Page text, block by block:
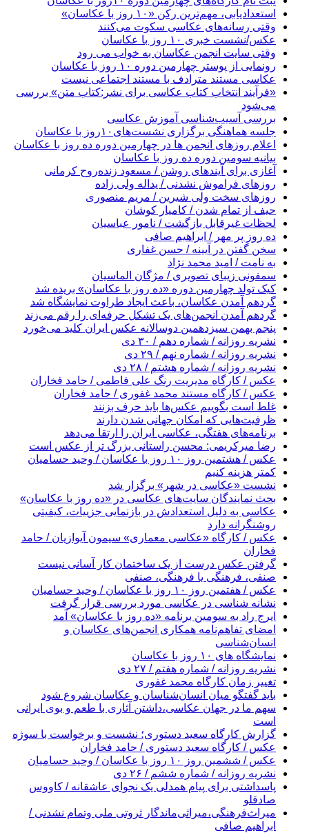
استعدادیابی، مهم‌ترین رکن «۱۰ روز با عکاسان»
وقتی رسانه‌های عکاسی سکوت می‌کنند
عکس/نشست خبری ۱۰ روز با عکاسان
وقتی سایت انجمن عکاسان به خواب می رود
رونمایی از پوستر چهارمین دوره ۱۰ روز با عکاسان
عکاسی مستند مترادف با مستند اجتماعی نیست
«فرآیند انتخاب کتاب‌ عکاسی برای نشر:کتاب متن» بررسی
می‌شود
بررسی آسیب‌شناسی آموزش عکاسی
جلسه هماهنگی برگزاری نشست‌های۱۰روز با عکاسان
اعلام روزهای انجمن ها در چهارمین دوره ده روز با عکاسان
بیانیه سومین دوره ده روز با عکاسان
آغازی برای آینده‫ای روشن‬‬ / مسعود زنده‌‫روح کرمانی‬‬
روزهای فراموش نشدنی / یداله ولی زاده
روزهای سخت ولی شیرین / مریم منصوری
حیف از تمام شدن / کامیار کوشان
لحظات غیرقابل بازگشت / نامور عباسیان
ده روز پر مهر / ابراهیم صافی
سخن گفتن در آیینه / حسن غفارى
به نامت / امید محمد نژاد
سمفونی زیبای تصویری / مژگان الماسیان
کیک تولد چهارمین دوره «ده روز با عکاسان» بریده شد
گردهم آمدن عکاسان، باعث ایجاد طراوت نمایشگاه شد
گردهم آمدن انجمن‌های یک تشکل حرفه‌ای را رقم می‌زند
پنجم بهمن سیزدهمین دوسالانه عکس ایران کلید می‌خورد
نشریه روزانه / شماره دهم / ۳۰ دی
نشریه روزانه / شماره نهم / ۲۹ دی
نشریه روزانه / شماره هشتم / ۲۸ دی
عکس / کارگاه مدیریت رنگ علی فاطمی / حامد فخاران
عکس / کارگاه مستند محمد غفوری / حامد فخاران
غلط است بگوییم عکس‌ها باید حرف بزنند
ظرفیت‌هایی که امکان جهانی شدن دارند
برنامه‌های هفتگی، عکاسی ایران را ارتقا می‌دهد
رضا میرکریمی: محسن راستانی بزرگ تر از عکس است
عکس / هشتمین روز ۱۰ روز با عکاسان / وحید حسامیان
کمتر هزینه کنیم
نشست «عکاسی در شهر» برگزار شد
بحث نمایندگان سایت‌های عکاسی در «ده روز با عکاسان»
عکاسی به دلیل استعدادش در بازنمایی جزییات، کیفیتی
روشنگرانه دارد
عکس / کارگاه «عکاسی معماری» سیمون آیوازیان / حامد
فخاران
گرفتن عکس درست از یک ساختمان کار آسانی نیست
صنفی، فرهنگی یا فرهنگی، صنفی
عکس / هفتمین روز ۱۰ روز با عکاسان / وحید حسامیان
نشانه شناسی در عکاسی مورد بررسی قرار گرفت
ایرج راد به سومین برنامه «ده روز با عکاسان» آمد
امضای تفاهم‌نامه همکاری انجمن‌های عکاسان و
انسان‌شناسی
نمایشگاه های ۱۰ روز با عکاسان
نشریه روزانه / شماره هفتم / ۲۷ دی
تغییر زمان کارگاه محمد غفوری
باید گفتگو میان انسان‌شناسان و عکاسان شروع شود
سهم ما در جهان عکاسی،داشتن آثاری با طعم و بوی ایرانی
است
گزارش کارگاه سعید دستوری؛ نشست و برخواست با سوژه
عکس / کارگاه سعید دستوری / حامد فخاران
عکس / ششمین روز ۱۰ روز با عکاسان / وحید حسامیان
نشریه روزانه / شماره ششم / ۲۶ دی
پاسداشتی برای پیام همدلی یک نجوای عاشقانه / کاووس
صادقلو
میراث‌فرهنگی،‌میراثی‌ماندگار ثروتی ملی وتمام نشدنی /
ابراهیم صافی